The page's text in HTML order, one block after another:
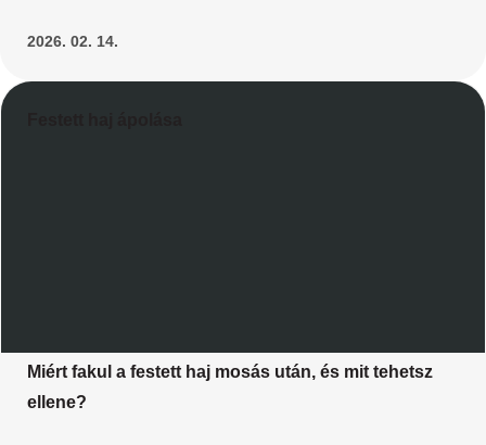
2026. 02. 14.
Miért fakul a festett haj mosás után, és mit tehetsz
ellene?